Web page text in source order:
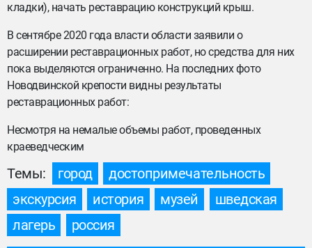
кладки), начать реставрацию конструкций крыш.
В сентябре 2020 года власти области заявили о
расширении реставрационных работ, но средства для них
пока выделяются ограниченно. На последних фото
Новодвинской крепости видны результаты
реставрационных работ:
Несмотря на немалые объемы работ, проведенных
краеведческим
Темы: город
достопримечательность
экскурсия
история музей
шведская
лагерь
россия